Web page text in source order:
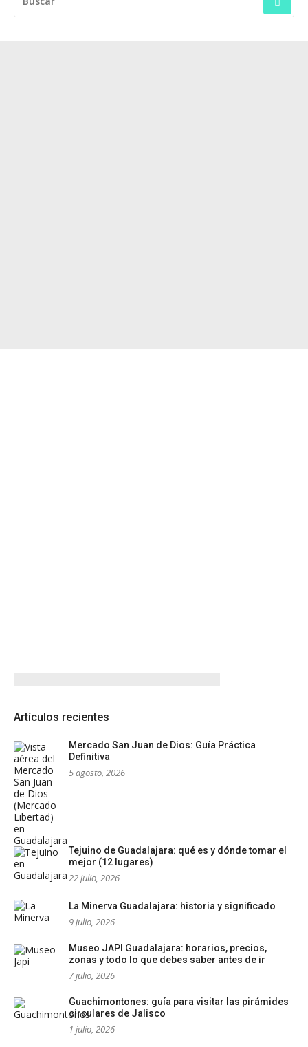
Artículos recientes
Mercado San Juan de Dios: Guía Práctica
Definitiva
5 agosto, 2026
Tejuino de Guadalajara: qué es y dónde tomar el
mejor (12 lugares)
22 julio, 2026
La Minerva Guadalajara: historia y significado
9 julio, 2026
Museo JAPI Guadalajara: horarios, precios,
zonas y todo lo que debes saber antes de ir
7 julio, 2026
Guachimontones: guía para visitar las pirámides
circulares de Jalisco
1 julio, 2026